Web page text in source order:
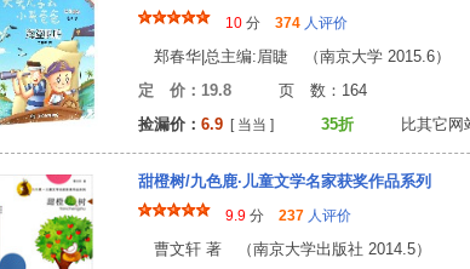
10 分 374 人评价
郑春华|总主编:眉睫 （南京大学 2015.6）
定 价：19.8 页 数：
捡漏价： 6.9 [ 当当 ] 35折 比其它网
甜橙树/九色鹿·儿童文学名家获奖作品系列
9.9 分 237 人评价
曹文轩 著 （南京大学出版社 2014.5）